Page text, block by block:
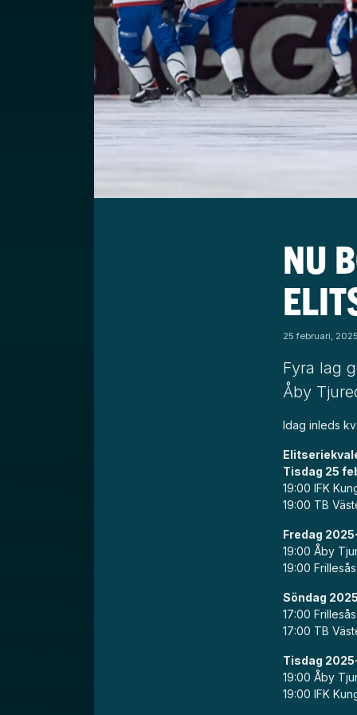
NU
25 februari,
Fyra lag
Åby
Idag inleds
Tisdag 25
19:00 IFK
19:00 TB
Fredag
19:00 Åby
19:00
Söndag
17:00
17:00 TB
Tisdag
19:00 Åby
19:00 IFK